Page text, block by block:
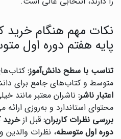
نکات مهم هنگام
پایه هفتم دوره اول
تناسب با سطح دانش‌آموز:
متوسط و کتاب‌های جامع برای
اعتبار ناشر: ناشران معتبر مانند
محتوای استاندارد و به‌روزی ارائه
بررسی نظرات کاربران: قبل ازخرید
دوره اول متوسطه، نظرات والدین